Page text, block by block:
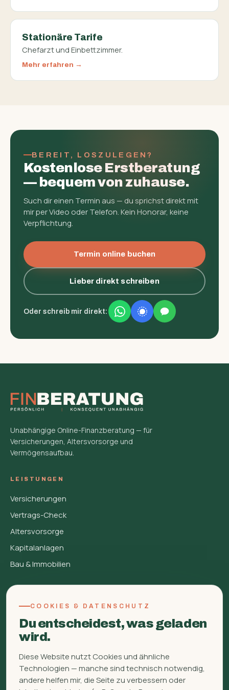
Stationäre Tarife
Chefarzt und Einbettzimmer.
Mehr erfahren
BEREIT, LOSZULEGEN?
Kostenlose Erst­beratung
— bequem von zuhause.
Such dir einen Termin aus — du sprichst direkt mit
mir per Video oder Telefon. Kein Honorar, keine
Verpflichtung.
Termin online buchen
Lieber direkt schreiben
Oder schreib mir direkt:
Unabhängige Online-Finanzberatung — für
Versicherungen, Altersvorsorge und
Vermögensaufbau.
LEISTUNGEN
Versicherungen
Vertrags-Check
Altersvorsorge
Kapitalanlagen
Bau & Immobilien
FAQ
Ratgeber
Kontakt
COOKIES & DATENSCHUTZ
Du entscheidest, was geladen
wird.
Diese Website nutzt Cookies und ähnliche
Technologien — manche sind technisch notwendig,
andere helfen mir, die Seite zu verbessern oder